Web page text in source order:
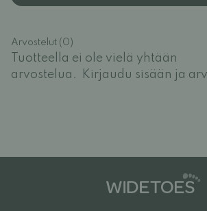
Arvostelut (0)
Tuotteella ei ole vielä yhtään
arvostelua.
Kirjaudu sisään ja